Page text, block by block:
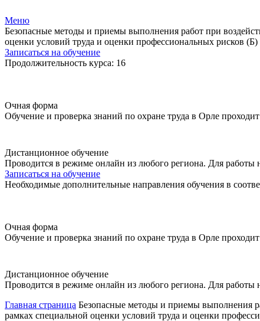
Меню
Безопасные методы и приемы выполнения работ при
оценки условий труда и оценки профессиональных рисков (Б)
Записаться на обучение
Продолжительность курса: 16
Очная форма
Обучение и проверка знаний по охране труда в Орле
Дистанционное обучение
Проводится в режиме онлайн из любого региона. Для
Записаться на обучение
Необходимые дополнительные направления обучения в
Очная форма
Обучение и проверка знаний по охране труда в Орле
Дистанционное обучение
Проводится в режиме онлайн из любого региона. Для
Главная страница Безопасные методы и приемы выполнения
рамках специальной оценки условий труда и оценки